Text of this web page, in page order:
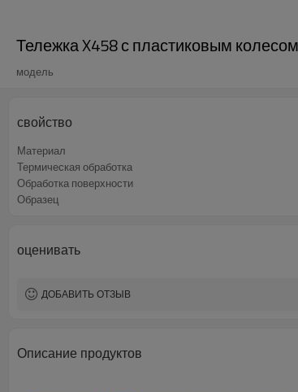
Тележка X458 с пластиковым
модель
свойство
Материал
Термическая обработка
Обработка поверхности
Образец
оценивать
ДОБАВИТЬ ОТЗЫВ
Описание продуктов